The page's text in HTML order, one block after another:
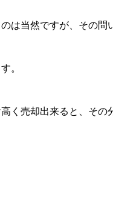
は当然ですが、その
。
く売却出来ると、その